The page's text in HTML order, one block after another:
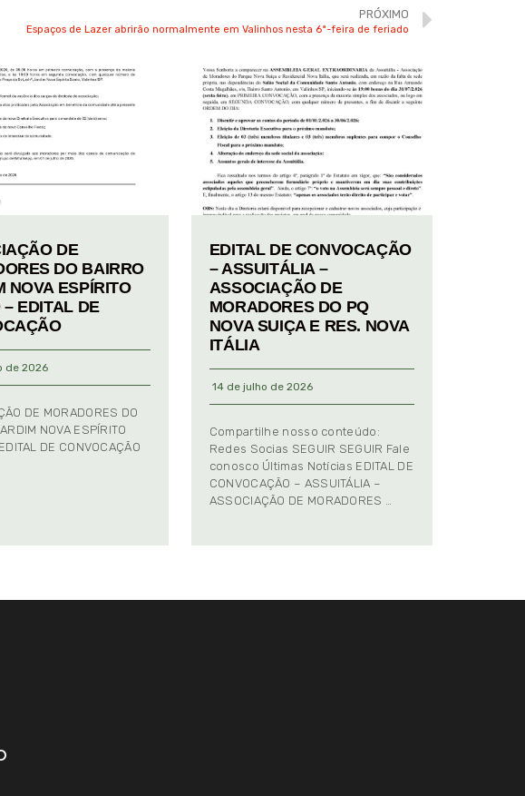
PRÓXIMO
Espaços de Lazer abrirão normalmente em Valinhos nesta 6ª-feira de feriado
DE
DO BAIRRO
NOVA ESPÍRITO
– EDITAL DE
de 2026
DE MORADORES DO
NOVA ESPÍRITO
DE CONVOCAÇÃO
EDITAL DE CONVOCAÇÃO
– ASSUITÁLIA –
ASSOCIAÇÃO DE
MORADORES DO PQ
NOVA SUIÇA E RES. NOVA
ITÁLIA
14 de julho de 2026
Compartilhe nosso conteúdo:
Redes Socias SEGUIR SEGUIR Fale
conosco Últimas Notícias EDITAL DE
CONVOCAÇÃO – ASSUITÁLIA –
ASSOCIAÇÃO DE MORADORES …